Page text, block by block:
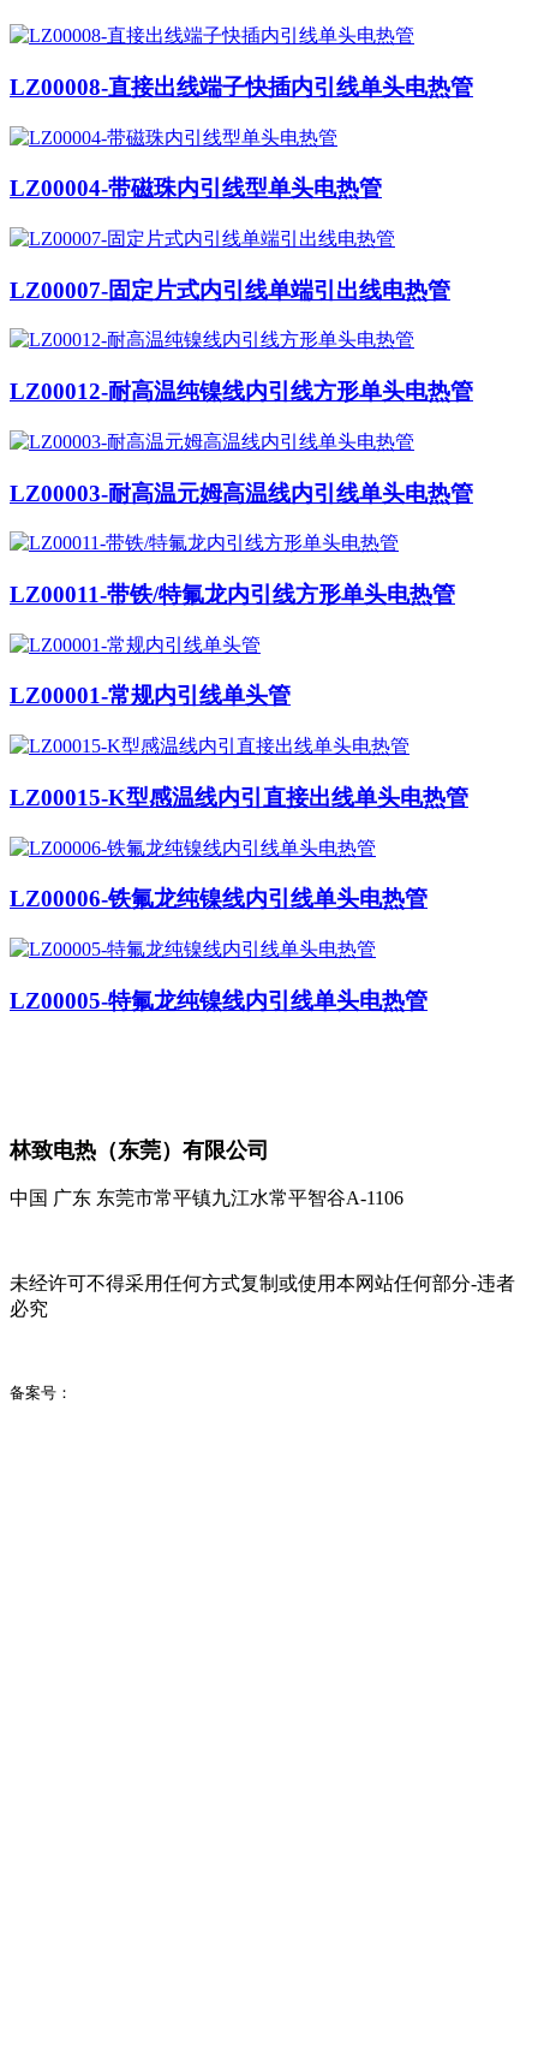
LZ00008-直接出线端子快插内引线单头电热管
LZ00004-带磁珠内引线型单头电热管
LZ00007-固定片式内引线单端引出线电热管
LZ00012-耐高温纯镍线内引线方形单头电热管
LZ00003-耐高温元姆高温线内引线单头电热管
LZ00011-带铁/特氟龙内引线方形单头电热管
LZ00001-常规内引线单头管
LZ00015-K型感温线内引直接出线单头电热管
LZ00006-铁氟龙纯镍线内引线单头电热管
LZ00005-特氟龙纯镍线内引线单头电热管
林致电热（东莞）有限公司
中国 广东 东莞市常平镇九江水常平智谷A-1106
未经许可不得采用任何方式复制或使用本网站任何部分-违者
必究
备案号：